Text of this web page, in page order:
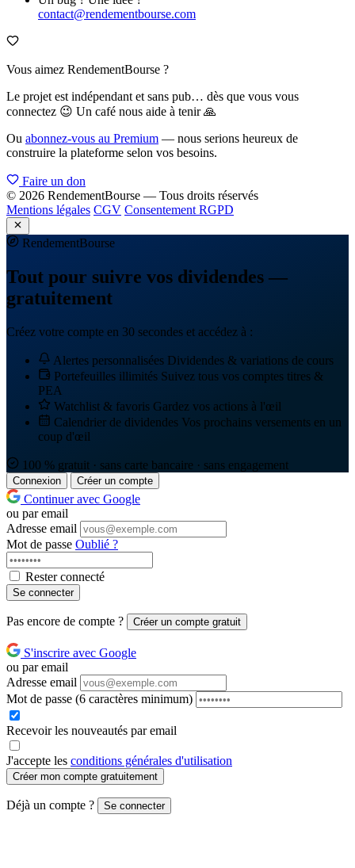
contact@rendementbourse.com
Vous aimez RendementBourse ?
Le projet est indépendant et sans pub… dès que vous vous
connectez 😉 Un café nous aide à tenir 🙏
Ou abonnez-vous au Premium — nous serions heureux de
construire la plateforme selon vos besoins.
Faire un don
© 2026 RendementBourse — Tous droits réservés
Mentions légales CGV Consentement RGPD
RendementBourse
Tout pour suivre vos dividendes —
gratuitement
Créez votre compte en 30 secondes et accédez à :
Alertes personnalisées Dividendes & variations de cours
Portefeuilles illimités Suivez tous vos comptes titres &
PEA
Watchlist & favoris Gardez vos actions à l'œil
Calendrier de dividendes Vos prochains versements en un
coup d'œil
100 % gratuit · sans carte bancaire · sans engagement
Connexion Créer un compte
Continuer avec Google
ou par email
Adresse email
Mot de passe Oublié ?
Rester connecté
Se connecter
Pas encore de compte ? Créer un compte gratuit
S'inscrire avec Google
ou par email
Adresse email
Mot de passe (6 caractères minimum)
Recevoir les nouveautés par email
J'accepte les conditions générales d'utilisation
Créer mon compte gratuitement
Déjà un compte ? Se connecter